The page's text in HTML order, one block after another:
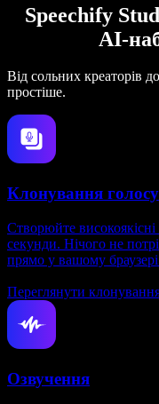
Speechify
AI-
Від сольних креаторів
простіше.
Клонування голосу
Створюйте
секунди. Нічого не
прямо у вашому
Переглянути
Озвучення